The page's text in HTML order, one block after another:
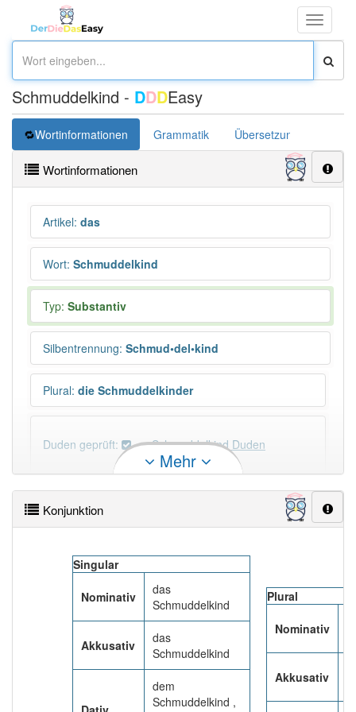
Toggle
Schmuddelkind - DDDEasy
Wortinformationen Grammatik Übersetzung
Wortinformationen
Artikel: das
Wort: Schmuddelkind
Typ: Substantiv
Silbentrennung: Schmud•del•kind
Plural: die Schmuddelkinder
Duden geprüft: Schmuddelkind Duden
PowerIndex:25
Häufigkeit: 4 von 10
-schmuddelkind
-schmuddelkind aber mit einem
anderen Artikeldas: 0
Mehr
Konjunktion
Singular
Nominativ
das
Schmuddelkind
Akkusativ
das
Schmuddelkind
dem
Schmuddelkind ,
Plural
Nominativ
Akkusativ